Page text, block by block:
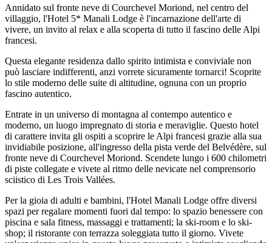
Annidato sul fronte neve di Courchevel Moriond, nel centro del
villaggio, l'Hotel 5* Manali Lodge è l'incarnazione dell'arte di
vivere, un invito al relax e alla scoperta di tutto il fascino delle Alpi
francesi.
Questa elegante residenza dallo spirito intimista e conviviale non
può lasciare indifferenti, anzi vorrete sicuramente tornarci! Scoprite
lo stile moderno delle suite di altitudine, ognuna con un proprio
fascino autentico.
Entrate in un universo di montagna al contempo autentico e
moderno, un luogo impregnato di storia e meraviglie. Questo hotel
di carattere invita gli ospiti a scoprire le Alpi francesi grazie alla sua
invidiabile posizione, all'ingresso della pista verde del Belvédère, sul
fronte neve di Courchevel Moriond. Scendete lungo i 600 chilometri
di piste collegate e vivete al ritmo delle nevicate nel comprensorio
sciistico di Les Trois Vallées.
Per la gioia di adulti e bambini, l'Hotel Manali Lodge offre diversi
spazi per regalare momenti fuori dal tempo: lo spazio benessere con
piscina e sala fitness, massaggi e trattamenti; la ski-room e lo ski-
shop; il ristorante con terrazza soleggiata tutto il giorno. Vivete